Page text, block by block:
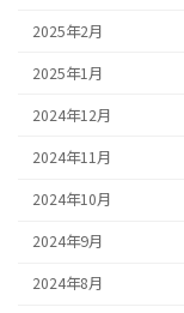
2025年2月
2025年1月
2024年12月
2024年11月
2024年10月
2024年9月
2024年8月